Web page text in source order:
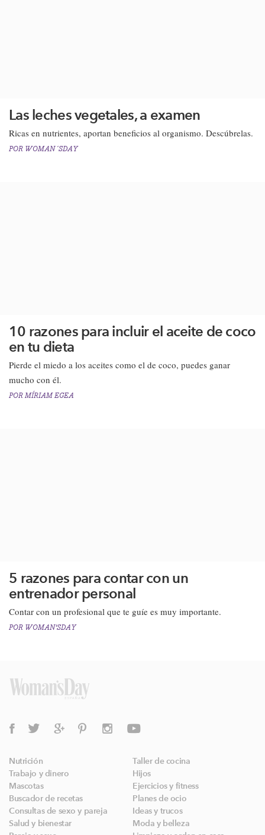
Las leches vegetales, a examen
Ricas en nutrientes, aportan beneficios al organismo. Descúbrelas.​​
POR WOMAN´SDAY
10 razones para incluir el aceite de coco
en tu dieta
​​Pierde el miedo a los aceites como el de coco, puedes ganar
mucho con él.​
POR MÍRIAM EGEA
5 razones para contar con un
entrenador personal
​Contar con un profesional que te guíe es muy importante.
POR WOMAN'SDAY
Nutrición
Taller de cocina
Trabajo y dinero
Hijos
Mascotas
Ejercicios y fitness
Buscador de recetas
Planes de ocio
Consultas de sexo y pareja
Ideas y trucos
Salud y bienestar
Moda y belleza